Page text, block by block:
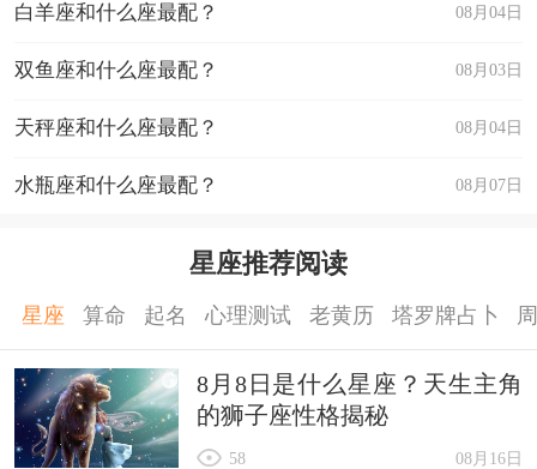
08月04日
白羊座和什么座最配？
08月03日
双鱼座和什么座最配？
08月04日
天秤座和什么座最配？
08月07日
水瓶座和什么座最配？
星座推荐阅读
星座 算命 起名 心理测试 老黄历 塔罗牌占卜
8月8日是什么星座？天生主角
的狮子座性格揭秘
08月16日
58